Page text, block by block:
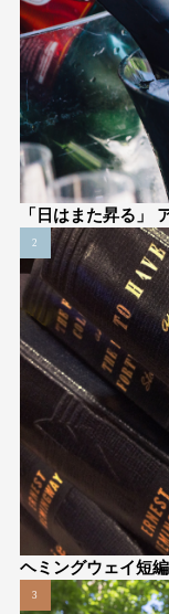
「日はまた昇る」
ヘミングウェイ短